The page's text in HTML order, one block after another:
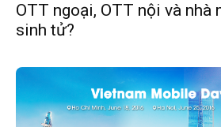
OTT ngoại, OTT nội và nhà
sinh tử?